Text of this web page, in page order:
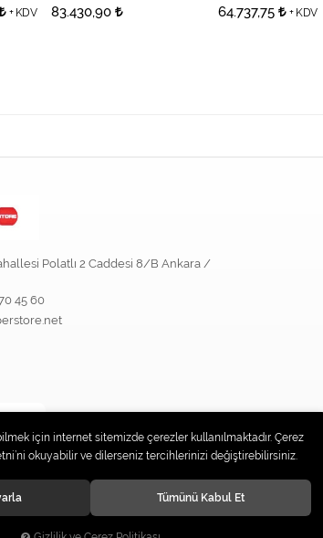
+ KDV 83.430,90 64.737,75 + KDV
Polatlı 2 Caddesi 8/B Ankara /
45 60
için internet sitemizde çerezler kullanılmaktadır. Çerez
okuyabilir ve dilerseniz tercihlerinizi değiştirebilirsiniz.
Tümünü Kabul Et